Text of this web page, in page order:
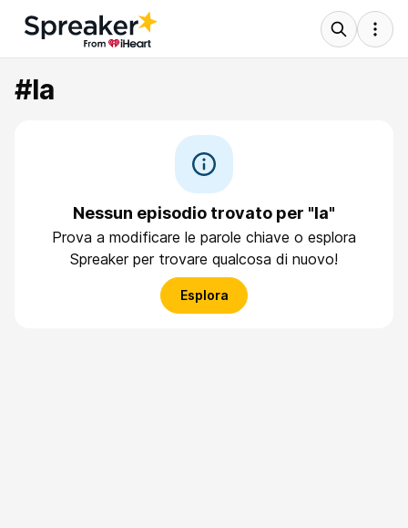
#la
Nessun episodio trovato per "la"
Prova a modificare le parole chiave o esplora
Spreaker per trovare qualcosa di nuovo!
Esplora